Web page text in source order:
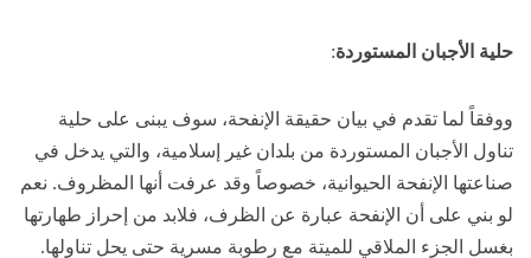
حلية الأجبان المستوردة:
ووفقاً لما تقدم في بيان حقيقة الإنفحة، سوف يبنى على حلية
تناول الأجبان المستوردة من بلدان غير إسلامية، والتي يدخل في
صناعتها الإنفحة الحيوانية، خصوصاً وقد عرفت أنها المظروف. نعم
لو بني على أن الإنفحة عبارة عن الظرف، فلابد من إحراز طهارتها
بغسل الجزء الملاقي للميتة مع رطوبة مسرية حتى يحل تناولها.